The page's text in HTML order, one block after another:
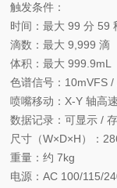
触发条件 ：
时间：最大99 分 59
滴数：最大9,999 滴
体积：最大999.9mL
色谱信号： 10mVFS /
喷嘴移动 ：X‑Y 轴高
数据记录 ：可显示 /
尺寸（W×D×H）
：
重量 ：约7kg
电源 ：AC 100/115/